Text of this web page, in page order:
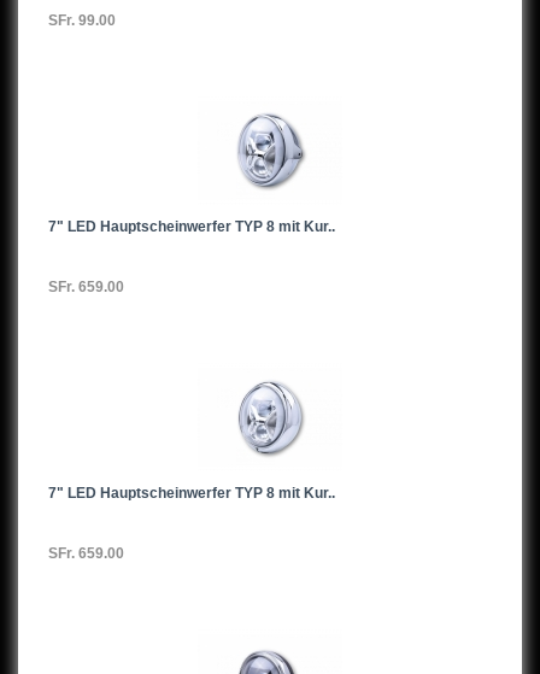
SFr. 99.00
7" LED Hauptscheinwerfer TYP 8 mit Kur..
SFr. 659.00
7" LED Hauptscheinwerfer TYP 8 mit Kur..
SFr. 659.00